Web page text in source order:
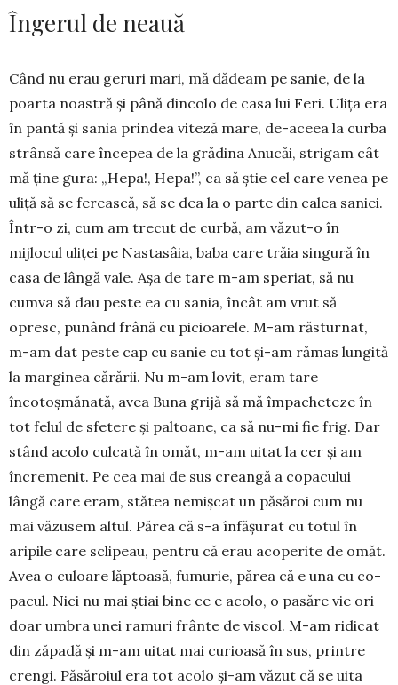
Îngerul de neauă
Când nu erau geruri mari, mă dădeam pe sanie, de la
poar­ta noastră și până dincolo de casa lui Feri. Ulița era
în pantă și sania prindea viteză mare, de-aceea la curba
strânsă care în­ce­pea de la grădina Anucăi, stri­gam cât
mă ține gura: „Hepa!, Hepa!”, ca să știe cel care venea pe
uliță să se ferească, să se dea la o parte din calea saniei.
Într-o zi, cum am trecut de curbă, am văzut-o în
mijlocul uliței pe Nas­tasâia, baba care trăia sin­gu­ră în
casa de lângă vale. Așa de tare m-am speriat, să nu
cumva să dau peste ea cu sania, încât am vrut să
opresc, punând frână cu picioarele. M-am răsturnat,
m-am dat peste cap cu sanie cu tot și-am ră­mas lungită
la marginea că­ră­­rii. Nu m-am lovit, eram ta­re
încotoșmănată, avea Buna grijă să mă împacheteze în
tot felul de sfetere și paltoane, ca să nu-mi fie frig. Dar
stând acolo culcată în omăt, m-am uitat la cer și am
încremenit. Pe cea mai de sus creangă a copacului
lângă care eram, stătea nemișcat un păsăroi cum nu
mai văzusem altul. Părea că s-a înfășurat cu totul în
aripile care scli­peau, pentru că erau acoperite de omăt.
Avea o culoare lăptoasă, fu­mu­rie, părea că e una cu co­
pacul. Nici nu mai știai bine ce e acolo, o pasăre vie ori
doar umbra unei ramuri frânte de viscol. M-am ridicat
din zăpadă și m-am uitat mai cu­rioasă în sus, printre
crengi. Păsăroiul era tot acolo și-am văzut că se uita